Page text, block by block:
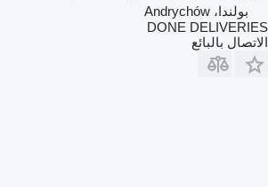
بولندا، Andrychów
DONE DELIVERIES
الاتصال بالبائع